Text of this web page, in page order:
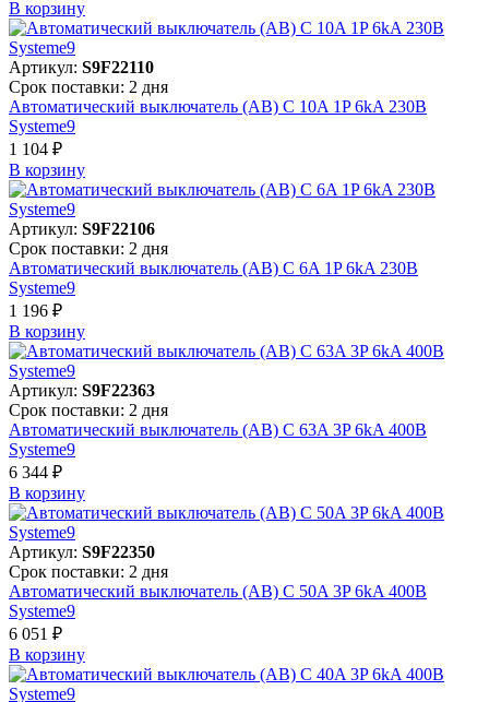
В корзинy
Артикул: S9F22110
Срок поставки: 2 дня
Автоматический выключатель (АВ) C 10A 1P 6kA 230В
Systeme9
1 104 ₽
В корзинy
Артикул: S9F22106
Срок поставки: 2 дня
Автоматический выключатель (АВ) C 6A 1P 6kA 230В
Systeme9
1 196 ₽
В корзинy
Артикул: S9F22363
Срок поставки: 2 дня
Автоматический выключатель (АВ) C 63A 3P 6kA 400В
Systeme9
6 344 ₽
В корзинy
Артикул: S9F22350
Срок поставки: 2 дня
Автоматический выключатель (АВ) C 50A 3P 6kA 400В
Systeme9
6 051 ₽
В корзинy